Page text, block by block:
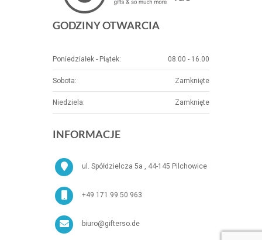
GODZINY OTWARCIA
Poniedziałek - Piątek: 08.00 - 16.00
Sobota: Zamknięte
Niedziela: Zamknięte
INFORMACJE
ul. Spółdzielcza 5a , 44-145 Pilchowice
+49 171 99 50 963
biuro@gifterso.de